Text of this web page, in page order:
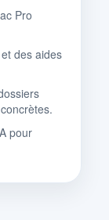
Pro
des aides
pour